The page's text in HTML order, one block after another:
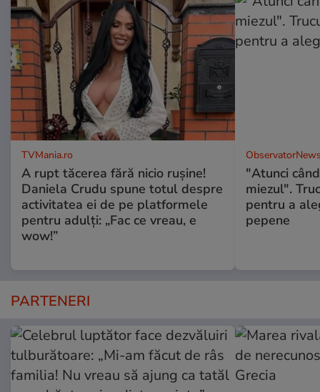
TVMania.ro
A rupt tăcerea fără nicio rușine!
Daniela Crudu spune totul despre
activitatea ei de pe platformele
pentru adulți: „Fac ce vreau, e
wow!”
"Atunci
miezul".
pentru a
pepene
PARTENERI